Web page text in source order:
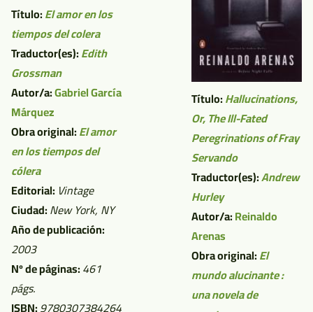
Título:El amor en los
tiempos del colera
Traductor(es):Edith
Grossman
Autor/a:Gabriel García
Márquez
Obra original:El amor
en los tiempos del
cólera
Editorial: Vintage
Ciudad:New York, NY
Año de publicación:
2003
Nº de páginas:461
págs.
ISBN:9780307384264
Título:Hallucinations,
Or, The Ill-Fated
Peregrinations of Fray
Servando
Traductor(es):Andrew
Hurley
Autor/a:Reinaldo
Arenas
Obra original:El
mundo alucinante :
una novela de